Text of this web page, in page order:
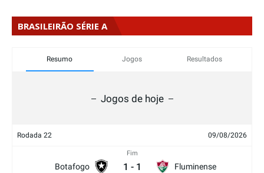
BRASILEIRÃO SÉRIE A
Resumo Jogos Resultados
Jogos de hoje
Rodada 22 09/08/2026
Botafogo
Fim
1 - 1 Fluminense